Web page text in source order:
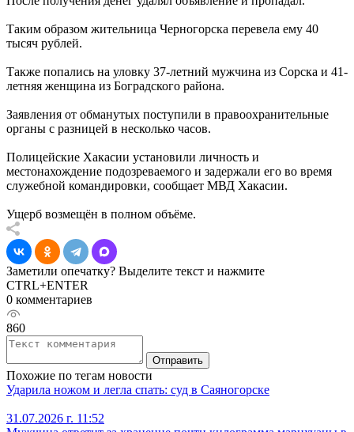
Таким образом жительница Черногорска перевела ему 40
тысяч рублей.
Также попались на уловку 37-летний мужчина из Сорска и 41-
летняя женщина из Боградского района.
Заявления от обманутых поступили в правоохранительные
органы с разницей в несколько часов.
Полицейские Хакасии установили личность и
местонахождение подозреваемого и задержали его во время
служебной командировки, сообщает МВД Хакасии.
Ущерб возмещён в полном объёме.
Заметили опечатку? Выделите текст и нажмите
CTRL+ENTER
0 комментариев
860
Отправить
Похожие по тегам новости
Ударила ножом и легла спать: суд в Саяногорске
31.07.2026 г. 11:52